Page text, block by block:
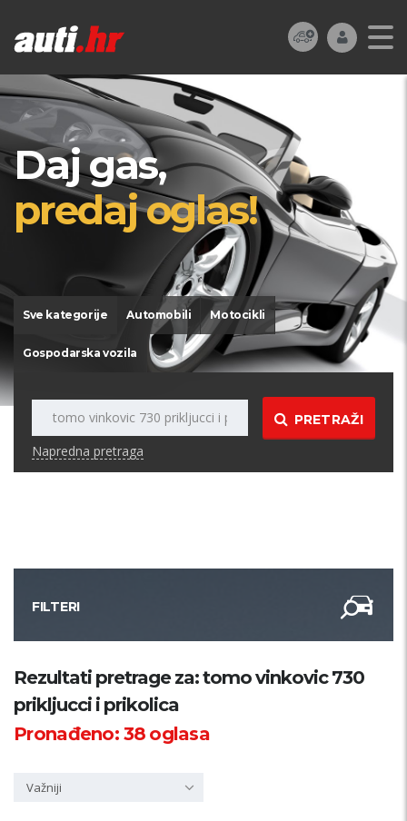
Daj gas,
predaj oglas!
Sve kategorije Automobili Motocikli
Gospodarska vozila
PRETRAŽI
Napredna pretraga
FILTERI
Kategorija
Županija
Rezultati pretrage za: tomo vinkovic 730
prikljucci i prikolica
Pronađeno:38oglasa
Važniji